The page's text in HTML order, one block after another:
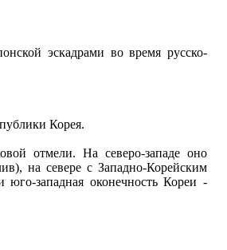
эскадрами во время русско-
Корея.
отмели. На северо-западе оно
на севере с Западно-Корейским
западная оконечность Кореи -